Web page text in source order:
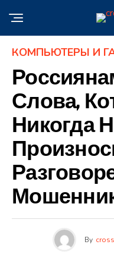
КОМПЬЮТЕРЫ И
Слова,
Никогда
By